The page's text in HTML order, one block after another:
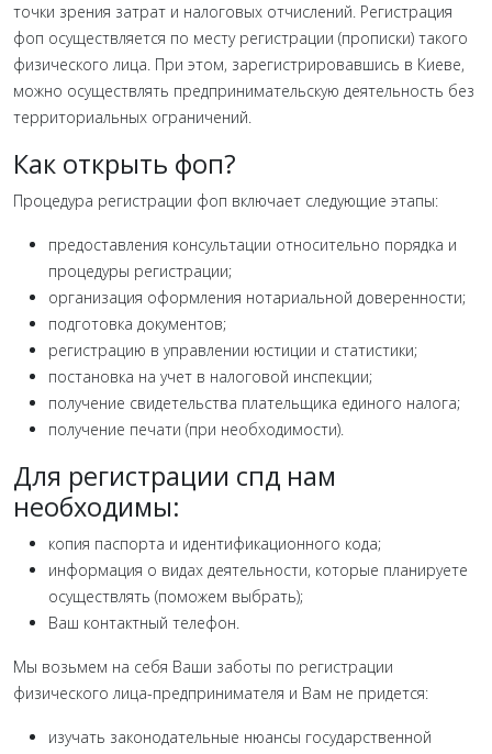
точки зрения затрат и налоговых отчислений. Регистрация
фоп осуществляется по месту регистрации (прописки) такого
физического лица. При этом, зарегистрировавшись в Киеве,
можно осуществлять предпринимательскую деятельность без
территориальных ограничений.
Как открыть фоп?
Процедура регистрации фоп включает следующие этапы:
предоставления консультации относительно порядка и
процедуры регистрации;
организация оформления нотариальной доверенности;
подготовка документов;
регистрацию в управлении юстиции и статистики;
постановка на учет в налоговой инспекции;
получение свидетельства плательщика единого налога;
получение печати (при необходимости).
Для регистрации спд нам
необходимы:
копия паспорта и идентификационного кода;
информация о видах деятельности, которые планируете
осуществлять (поможем выбрать);
Ваш контактный телефон.
Мы возьмем на себя Ваши заботы по регистрации
физического лица-предпринимателя и Вам не придется:
изучать законодательные нюансы государственной